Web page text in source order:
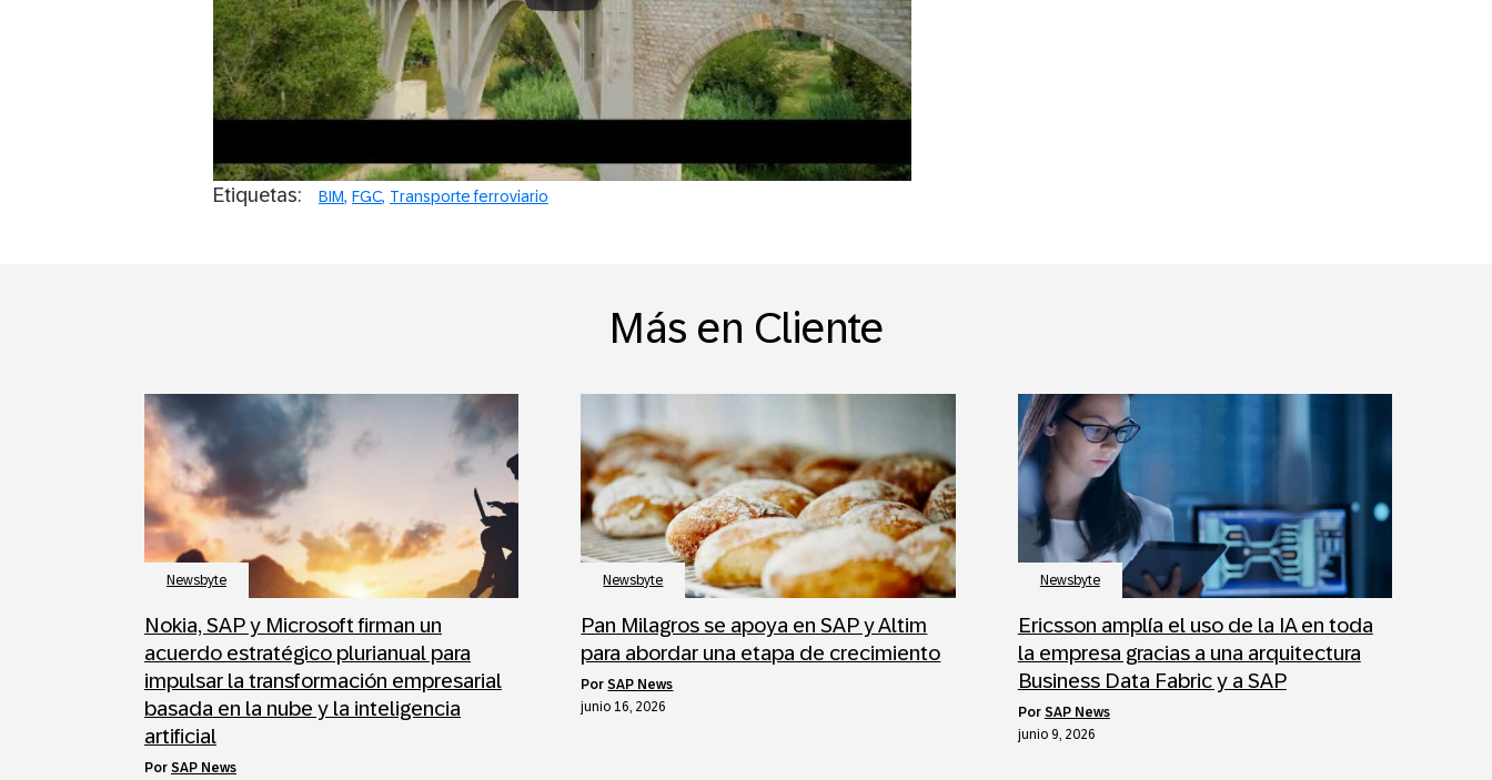
Always allow YouTube
Etiquetas: BIM FGC Transporte ferroviario
Más en Cliente
Newsbyte
Nokia, SAP y Microsoft firman un
acuerdo estratégico plurianual para
impulsar la transformación empresarial
basada en la nube y la inteligencia
artificial
por SAP News
Newsbyte
Pan Milagros se apoya en SAP y Altim
para abordar una etapa de crecimiento
porSAP News
junio 16, 2026
Newsbyte
Ericsson amplía el uso de la IA en toda
la empresa gracias a una arquitectura
Business Data Fabric y a SAP
por SAP News
junio 9, 2026